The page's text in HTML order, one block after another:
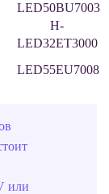
LED50BU7003
H-
LED32ET3000
LED55EU7008
или